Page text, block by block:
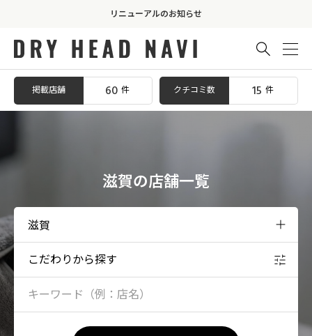
リニューアルのお知らせ

掲載店舗 60 件 クチコミ数 15 件
滋賀の店舗一覧
こだわりから探す